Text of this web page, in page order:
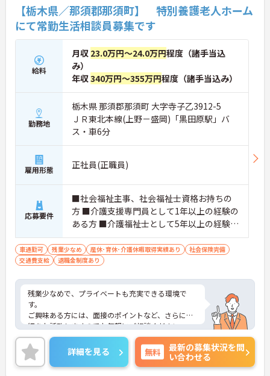
【栃木県／那須郡那須町】 特別養護老人ホーム
にて常勤生活相談員募集です
給料
月収 23.0万円～24.0万円程度（諸手当込
み）
年収340万円～355万円程度（諸手当込み）
勤務地
栃木県 那須郡那須町 大字寺子乙3912-5
ＪＲ東北本線(上野－盛岡)「黒田原駅」バ
ス・車6分
雇用形態 正社員(正職員)
応募要件
■社会福祉主事、社会福祉士資格お持ちの
方 ■介護支援専門員として1年以上の経験の
ある方 ■介護福祉士として5年以上の経験の
ある方 ■普通自動車運転免許
車通勤可 残業少なめ 産休･育休･介護休暇取得実績あり
社会保険完備
交通費支給
退職金制度あり
残業少なめで、プライベートも充実できる環境で
す。
ご興味ある方には、面接のポイントなど、さらに詳
細をお話致しますのでお気軽にご相談ください。
詳細を見る 無料
最新の募集状況を問
い合わせる